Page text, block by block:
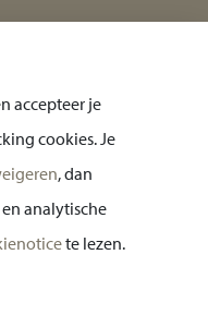
accepteer je
cookies. Je
, dan
analytische
te lezen.